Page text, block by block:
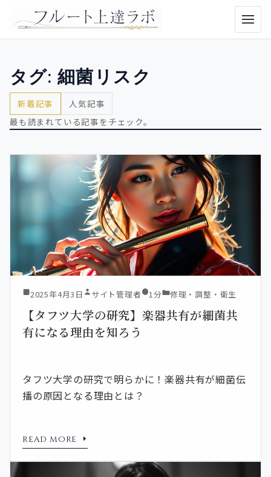
メニ
タグ: 細菌リスク
新着記事
人気記事
最も読まれている記事をチェック。
2025年4月3日 サイト管理者 1分 修理・調整・衛生
【タフツ大学の研究】楽器共有が細菌共
有になる理由を知ろう
タフツ大学の研究で明らかに！楽器共有が細菌伝
播の原因となる理由とは？
READ MORE